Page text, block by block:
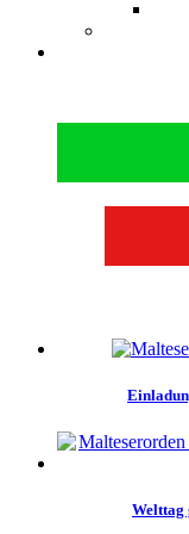
Welttag